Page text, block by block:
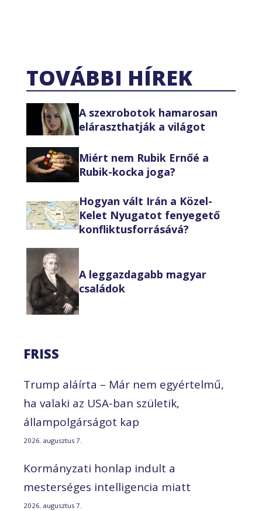
TOVÁBBI HÍREK
A szexrobotok hamarosan
eláraszthatják a világot
Miért nem Rubik Ernőé a
Rubik-kocka joga?
Hogyan vált Irán a Közel-
Kelet Nyugatot fenyegető
konfliktusforrásává?
A leggazdagabb magyar
családok
FRISS
Trump aláírta – Már nem egyértelmű,
ha valaki az USA-ban születik,
állampolgárságot kap
2026. augusztus 7.
Kormányzati honlap indult a
mesterséges intelligencia miatt
2026. augusztus 7.